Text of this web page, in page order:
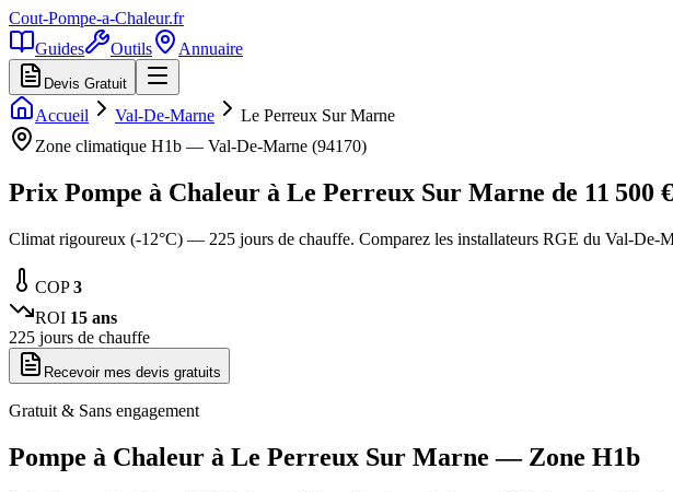
Cout-Pompe-a-Chaleur.fr
Guides
Outils Annuaire
Devis Gratuit
Accueil Val-De-Marne
Le Perreux Sur Marne
Zone climatique H1b — Val-De-Marne (94170)
Prix Pompe à Chaleur à Le Perreux Sur Marne de 11 500
Climat rigoureux (-12°C) — 225 jours de chauffe. Comparez les installateurs RGE du Val-De-
COP3
ROI 15 ans
225 jours de chauffe
Recevoir mes devis gratuits
Gratuit & Sans engagement
Pompe à Chaleur à Le Perreux Sur Marne — Zone H1b